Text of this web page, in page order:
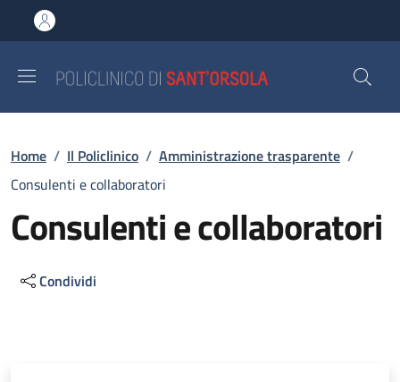
al contenuto principale
to footer content
Briciole di pane
Home / Il Policlinico / Amministrazione trasparente /
Consulenti e collaboratori
Consulenti e collaboratori
Condividi